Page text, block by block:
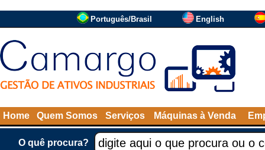
Português/Brasil English
Home Quem Somos Serviços Máquinas à Venda
O quê procura?